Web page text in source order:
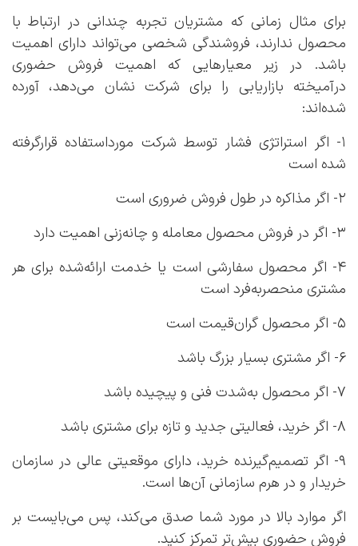
برای مثال زمانی که مشتریان تجربه چندانی در ارتباط با
محصول ندارند، فروشندگی شخصی می‌تواند دارای اهمیت
باشد. در زیر معیارهایی که اهمیت فروش حضوری
درآمیخته بازاریابی را برای شرکت نشان می‌دهد، آورده
شده‌اند:
۱- اگر استراتژی فشار توسط شرکت مورداستفاده قرارگرفته
شده است
۲- اگر مذاکره در طول فروش ضروری است
۳- اگر در فروش محصول معامله و چانه‌زنی اهمیت دارد
۴- اگر محصول سفارشی است یا خدمت ارائه‌شده برای هر
مشتری منحصربه‌فرد است
۵- اگر محصول گران‌قیمت است
۶- اگر مشتری بسیار بزرگ باشد
۷- اگر محصول به‌شدت فنی و پیچیده باشد
۸- اگر خرید، فعالیتی جدید و تازه برای مشتری باشد
۹- اگر تصمیم‌گیرنده خرید، دارای موقعیتی عالی در سازمان
خریدار و در هرم سازمانی آن‌ها است.
اگر موارد بالا در مورد شما صدق می‌کند، پس می‌بایست بر
فروش حضوری بیش‌تر تمرکز کنید.